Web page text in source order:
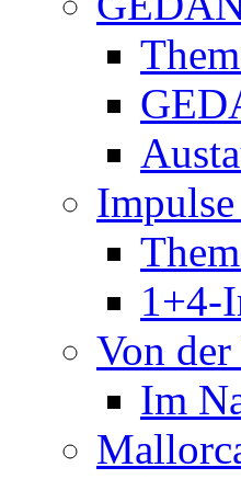
1+4-
Von
Im